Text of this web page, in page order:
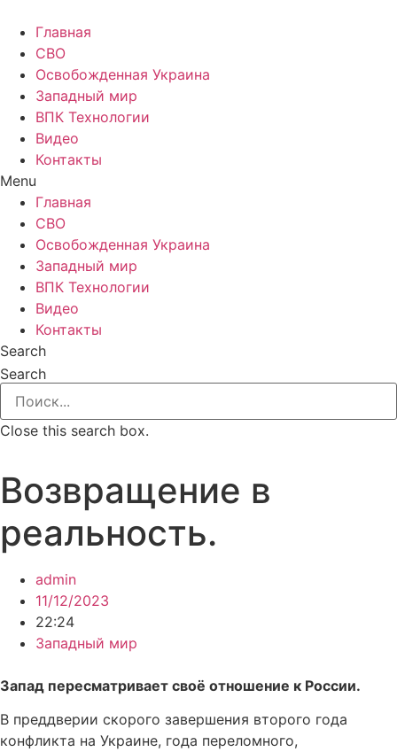
Главная
СВО
Освобожденная Украина
Западный мир
ВПК Технологии
Видео
Контакты
Menu
Главная
СВО
Освобожденная Украина
Западный мир
ВПК Технологии
Видео
Контакты
Search
Search
Close this search box.
Возвращение в
реальность.
admin
11/12/2023
22:24
Западный мир
Запад пересматривает своё отношение к России.
В преддверии скорого завершения второго года
конфликта на Украине, года переломного,